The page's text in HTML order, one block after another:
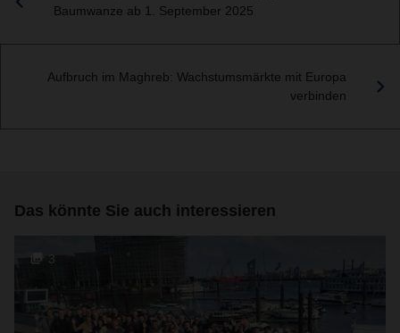
Baumwanze ab 1. September 2025
Aufbruch im Maghreb: Wachstumsmärkte mit Europa
verbinden
Das könnte Sie auch interessieren
3